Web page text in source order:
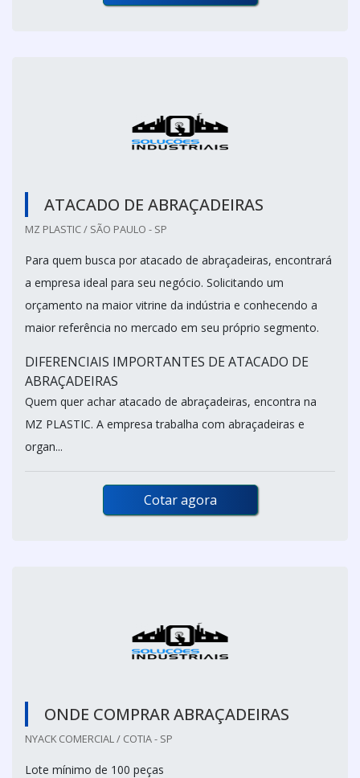
ATACADO DE ABRAÇADEIRAS
MZ PLASTIC / SÃO PAULO - SP
Para quem busca por atacado de abraçadeiras, encontrará
a empresa ideal para seu negócio. Solicitando um
orçamento na maior vitrine da indústria e conhecendo a
maior referência no mercado em seu próprio segmento.
DIFERENCIAIS IMPORTANTES DE ATACADO DE
ABRAÇADEIRAS
Quem quer achar atacado de abraçadeiras, encontra na
MZ PLASTIC. A empresa trabalha com abraçadeiras e
organ...
Cotar agora
ONDE COMPRAR ABRAÇADEIRAS
NYACK COMERCIAL / COTIA - SP
Lote mínimo de 100 peças